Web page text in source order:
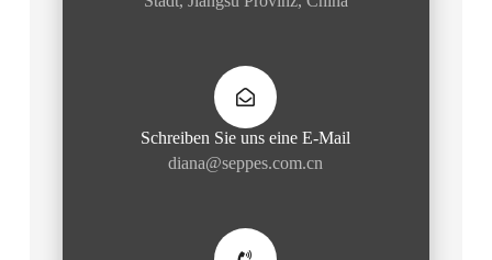
Schreiben Sie uns eine E-Mail
diana@seppes.com.cn